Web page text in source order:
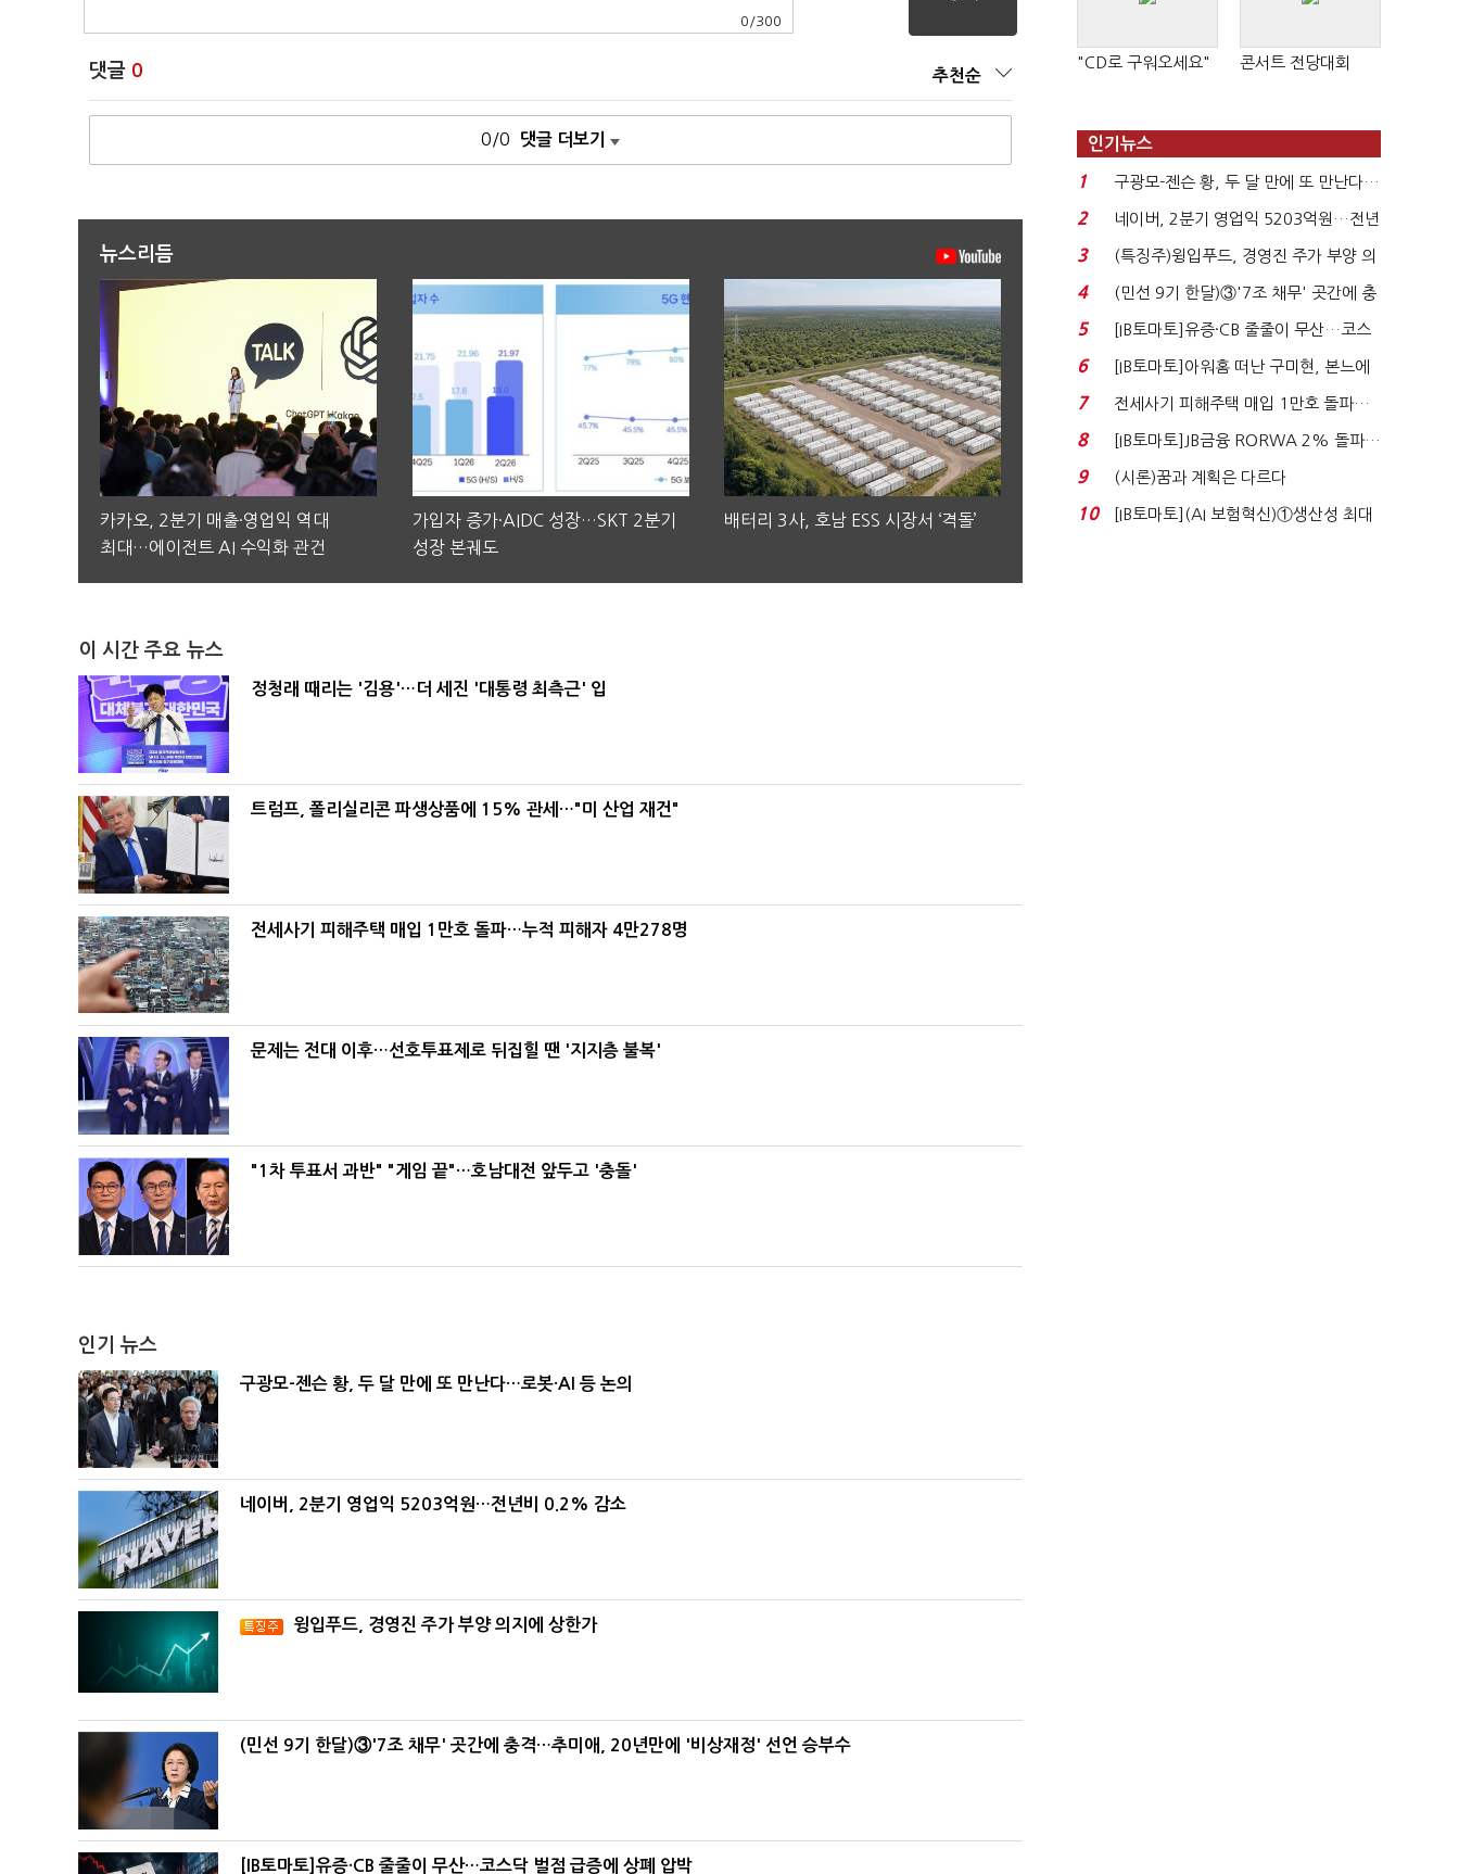
0 /300
댓글 0 추천순
0/0 댓글 더보기
뉴스리듬
카카오, 2분기 매출·영업익 역대
최대…에이전트 AI 수익화 관건
가입자 증가·AIDC 성장…SKT 2분기
성장 본궤도
배터리 3사, 호남 ESS 시장서 ‘격돌’
이 시간 주요 뉴스
정청래 때리는 '김용'…더 세진 '대통령 최측근' 입
트럼프, 폴리실리콘 파생상품에 15% 관세…"미 산업 재건"
전세사기 피해주택 매입 1만호 돌파…누적 피해자 4만278명
문제는 전대 이후…선호투표제로 뒤집힐 땐 '지지층 불복'
"1차 투표서 과반" "게임 끝"…호남대전 앞두고 '충돌'
인기 뉴스
구광모-젠슨 황, 두 달 만에 또 만난다…로봇·AI 등 논의
네이버, 2분기 영업익 5203억원…전년비 0.2% 감소
윙입푸드, 경영진 주가 부양 의지에 상한가
(민선 9기 한달)③'7조 채무' 곳간에 충격…추미애, 20년만에 '비상재정' 선언 승부수
[IB토마토]유증·CB 줄줄이 무산…코스닥 벌점 급증에 상폐 압박
"CD로 구워오세요" 콘서트 전당대회
인기뉴스
1
구광모-젠슨 황, 두 달 만에 또 만난다…
로봇·AI 등 논...
2
네이버, 2분기 영업익 5203억원…전년
비 0.2% 감소...
3
(특징주)윙입푸드, 경영진 주가 부양 의
지에 상한가...
4
(민선 9기 한달)③'7조 채무' 곳간에 충
격…추미애, 20년...
5
[IB토마토]유증·CB 줄줄이 무산…코스
닥 벌점 급증에 ...
6
[IB토마토]아워홈 떠난 구미현, 본느에
340억 베팅…가...
7
전세사기 피해주택 매입 1만호 돌파…
누적 피해자 4만2...
8
[IB토마토]JB금융 RORWA 2% 돌파…
실적 견인은 은행 ...
9 (시론)꿈과 계획은 다르다
10
[IB토마토](AI 보험혁신)①생산성 최대